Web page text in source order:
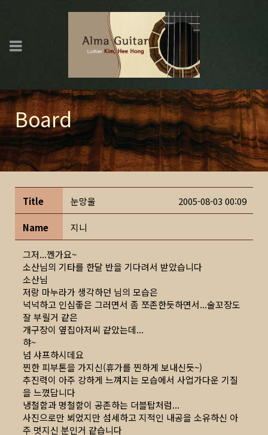
Board
Title 눈망울 2005-08-03 00:09
Name 지니
그저...껜가요~
소산님의 기타를 한달 반을 기다려서 받았습니다
소산님
저랑 마누라가 생각하던 님의 모습은
넉넉하고 인심좋은 그러면서 좀 쪼존한듯하면서...술꼬장도
잘 부릴거 같은
개구장이 옆집아저씨 같았는데...
햐~
넘 샤프하시데요
찐한 피부톤을 가지신(휴가를 찐하게 보내신듯~)
추진력이 아주 강하게 느껴지는 모습에서 사업가다운 기질
을 느꼈답니다
냉철함과 명철함이 공존하는 더블탑처럼...
사진으로만 뵈었지만 섬세하고 지적인 내공을 소유하신 아
주 멋지신 분인거 같습니다